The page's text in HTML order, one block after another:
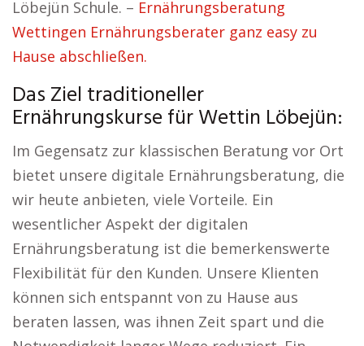
Löbejün Schule. – Ernährungsberatung
Wettingen Ernährungsberater ganz easy zu
Hause abschließen.
Das Ziel traditioneller
Ernährungskurse für Wettin Löbejün:
Im Gegensatz zur klassischen Beratung vor Ort
bietet unsere digitale Ernährungsberatung, die
wir heute anbieten, viele Vorteile. Ein
wesentlicher Aspekt der digitalen
Ernährungsberatung ist die bemerkenswerte
Flexibilität für den Kunden. Unsere Klienten
können sich entspannt von zu Hause aus
beraten lassen, was ihnen Zeit spart und die